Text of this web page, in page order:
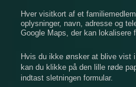
Hver visitkort af et
oplysninger, navn, adresse og
Google Maps, der kan lokalisere
Hvis du ikke ønsker at blive vist
kan du klikke på den lille røde
indtast sletningen formular.